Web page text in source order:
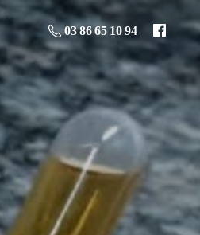
03 86 65 10 94